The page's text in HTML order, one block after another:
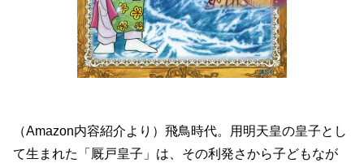
（Amazon内容紹介より）飛鳥時代。用明天皇の皇子とし
て生まれた「厩戸皇子」は、その利発さから子どもなが